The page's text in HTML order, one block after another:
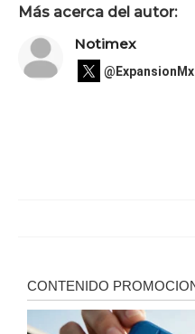
Más acerca del autor:
Notimex
@ExpansionMx